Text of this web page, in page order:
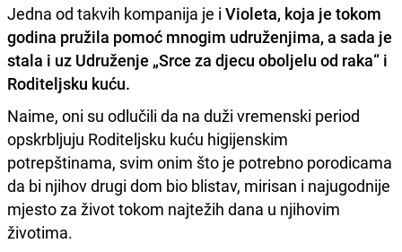
Jedna od takvih kompanija je i Violeta, koja je tokom
godina pružila pomoć mnogim udruženjima, a sada je
stala i uz Udruženje „Srce za djecu oboljelu od raka“ i
Roditeljsku kuću.
Naime, oni su odlučili da na duži vremenski period
opskrbljuju Roditeljsku kuću higijenskim
potrepštinama, svim onim što je potrebno porodicama
da bi njihov drugi dom bio blistav, mirisan i najugodnije
mjesto za život tokom najtežih dana u njihovim
životima.